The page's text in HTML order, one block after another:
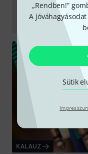
„Rendben!”
A
Sütik
How to Repair
NC3FXX and
KALAUZ